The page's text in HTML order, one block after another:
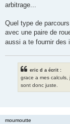
arbitrage...
Quel type de
avec une paire de
aussi a te fournir des
eric d a écrit :
grace a mes calculs,
sont donc juste.
moumoutte